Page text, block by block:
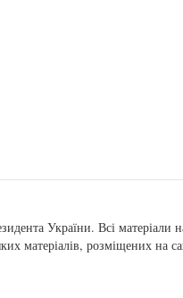
України. Всі матеріали
матеріалів, розміщених на